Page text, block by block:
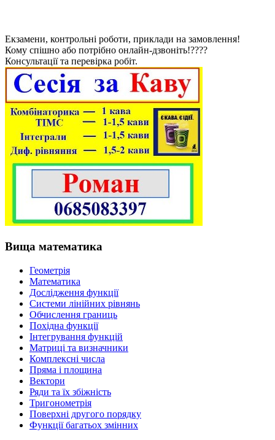
Екзамени, контрольні роботи, приклади на замовлення!
Кому спішно або потрібно онлайн-дзвоніть!????
Консультації та перевірка робіт.
Вища математика
Геометрія
Математика
Дослідження функції
Системи лінійних рівнянь
Обчислення границь
Похідна функції
Інтегрування функцій
Матриці та визначники
Комплексні числа
Пряма і площина
Вектори
Ряди та їх збіжність
Тригонометрія
Поверхні другого порядку
Функції багатьох змінних